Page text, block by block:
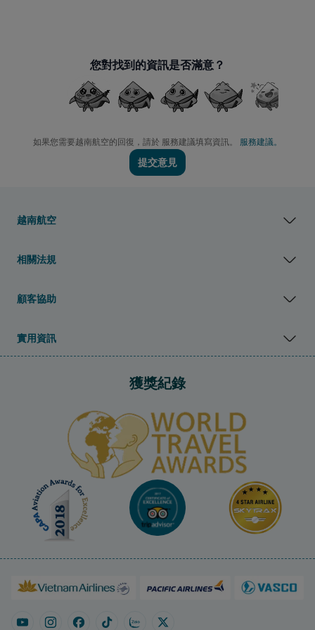
您對找到的資訊是否滿意？
如果您需要越南航空的回復，請於 服務建議填寫資訊。 服務建議。
提交意見
越南航空
相關法規
顧客協助
實用資訊
獲獎紀錄